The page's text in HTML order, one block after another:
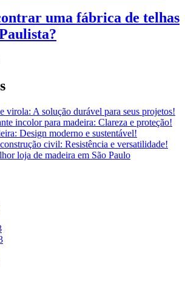
uma fábrica de telhas
virola: A solução durável para seus projetos!
incolor para madeira: Clareza e proteção!
Design moderno e sustentável!
civil: Resistência e versatilidade!
loja de madeira em São Paulo